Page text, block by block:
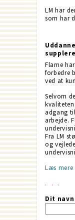
LM har
som har
Flame
forbedre
ved at
Selvom
adgang
arbejde.
Fra LM
og
Læs
Dit navn